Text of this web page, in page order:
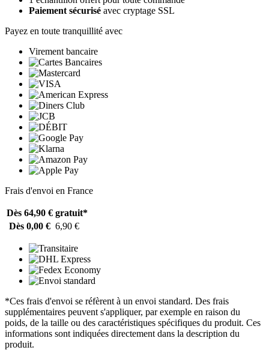
Paiement sécurisé avec cryptage SSL
Payez en toute tranquillité avec
Virement bancaire
Frais d'envoi en France
Dès 64,90 € gratuit*
Dès 0,00 € 6,90 €
*Ces frais d'envoi se réfèrent à un envoi standard. Des frais
supplémentaires peuvent s'appliquer, par exemple en raison du
poids, de la taille ou des caractéristiques spécifiques du produit. Ces
informations sont indiquées directement dans la description du
produit.